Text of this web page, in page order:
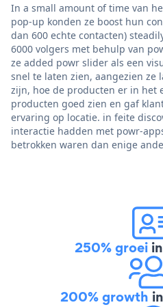
In a small amount of time van
pop-up konden ze boost hun
dan 600 echte contacten)
6000 volgers met behulp van
ze added powr slider als een
snel te laten zien, aangezien ze
zijn, hoe de producten er in het
producten goed zien en gaf
ervaring op locatie. in feite
interactie hadden met powr-
betrokken waren dan enige
250% groei
200% growth